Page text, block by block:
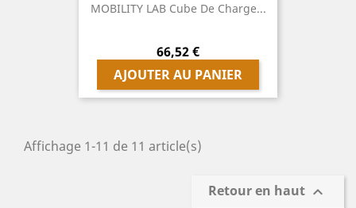
MOBILITY LAB Cube De Charge...
Prix
66,52 €
AJOUTER AU PANIER
Affichage 1-11 de 11 article(s)
Retour en haut 